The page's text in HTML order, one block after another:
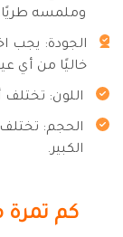
وملمسه طريًا.
الجودة: يجب
خاليًا من أي
اللون: تختلف
الحجم: تختلف
الكبير.
كم